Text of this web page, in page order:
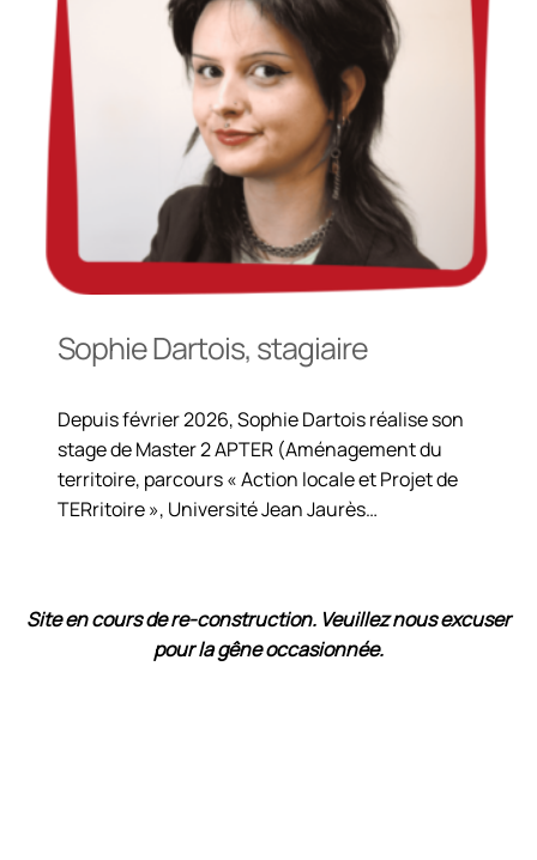
Sophie Dartois, stagiaire
Depuis février 2026, Sophie Dartois réalise son
stage de Master 2 APTER (Aménagement du
territoire, parcours « Action locale et Projet de
TERritoire », Université Jean Jaurès…
Site en cours de re-construction. Veuillez nous excuser
pour la gêne occasionnée.